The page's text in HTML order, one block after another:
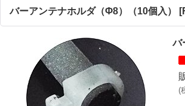
バーアンテナホルダ（Φ8）（10個入） [
バ
(